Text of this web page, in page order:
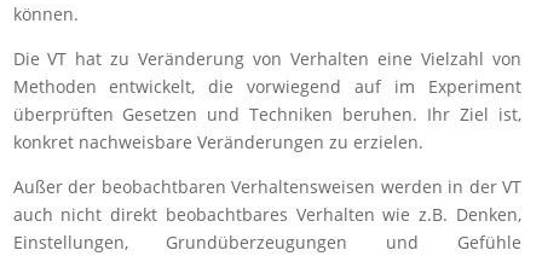
können.
Die VT hat zu Veränderung von Verhalten eine Vielzahl von
Methoden entwickelt, die vorwiegend auf im Experiment
überprüften Gesetzen und Techniken beruhen. Ihr Ziel ist,
konkret nachweisbare Veränderungen zu erzielen.
Außer der beobachtbaren Verhaltensweisen werden in der VT
auch nicht direkt beobachtbares Verhalten wie z.B. Denken,
Einstellungen, Grundüberzeugungen und Gefühle